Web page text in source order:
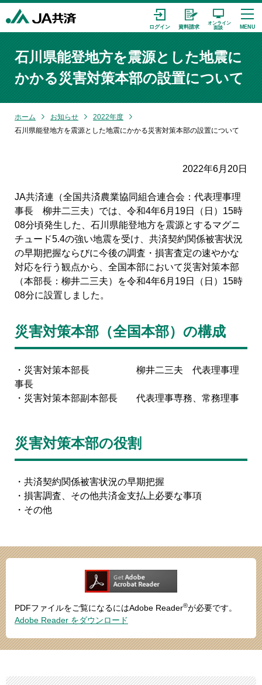
石川県能登地方を震源とした地震に
かかる災害対策本部の設置について
ホーム お知らせ
2022年度
石川県能登地方を震源とした地震にかかる災害対策本部の設置について
2022年6月20日
JA共済連（全国共済農業協同組合連合会：代表理事理
事長 柳井二三夫）では、令和4年6月19日（日）15時
08分頃発生した、石川県能登地方を震源とするマグニ
チュード5.4の強い地震を受け、共済契約関係被害状況
の早期把握ならびに今後の調査・損害査定の速やかな
対応を行う観点から、全国本部において災害対策本部
（本部長：柳井二三夫）を令和4年6月19日（日）15時
08分に設置しました。
災害対策本部（全国本部）の構成
・災害対策本部長 柳井二三夫 代表理事理
事長
・災害対策本部副本部長 代表理事専務、常務理事
災害対策本部の役割
・共済契約関係被害状況の早期把握
・損害調査、その他共済金支払上必要な事項
・その他
PDFファイルをご覧になるにはAdobe Reader®が必要です。
Adobe Reader をダウンロード